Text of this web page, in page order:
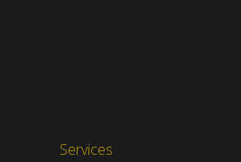
Services